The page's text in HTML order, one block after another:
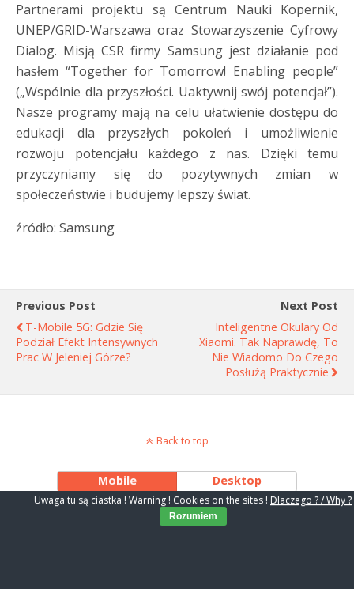
Partnerami projektu są Centrum Nauki Kopernik,
UNEP/GRID-Warszawa oraz Stowarzyszenie Cyfrowy
Dialog. Misją CSR firmy Samsung jest działanie pod
hasłem “Together for Tomorrow! Enabling people”
(„Wspólnie dla przyszłości. Uaktywnij swój potencjał”).
Nasze programy mają na celu ułatwienie dostępu do
edukacji dla przyszłych pokoleń i umożliwienie
rozwoju potencjału każdego z nas. Dzięki temu
przyczyniamy się do pozytywnych zmian w
społeczeństwie i budujemy lepszy świat.
źródło: Samsung
Previous Post
T-Mobile 5G: Gdzie Się
Podział Efekt Intensywnych
Prac W Jeleniej Górze?
Next Post
Inteligentne Okulary Od
Xiaomi. Tak Naprawdę, To
Nie Wiadomo Do Czego
Posłużą Praktycznie
Back to top
Mobile Desktop
Uwaga tu są ciastka ! Warning ! Cookies on the sites ! Dlaczego ? / Why ?
Rozumiem